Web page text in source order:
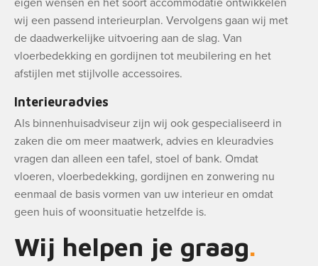
eigen wensen en het soort accommodatie ontwikkelen
wij een passend interieurplan. Vervolgens gaan wij met
de daadwerkelijke uitvoering aan de slag. Van
vloerbedekking en gordijnen tot meubilering en het
afstijlen met stijlvolle accessoires.
Interieuradvies
Als binnenhuisadviseur zijn wij ook gespecialiseerd in
zaken die om meer maatwerk, advies en kleuradvies
vragen dan alleen een tafel, stoel of bank. Omdat
vloeren, vloerbedekking, gordijnen en zonwering nu
eenmaal de basis vormen van uw interieur en omdat
geen huis of woonsituatie hetzelfde is.
Wij helpen je graag